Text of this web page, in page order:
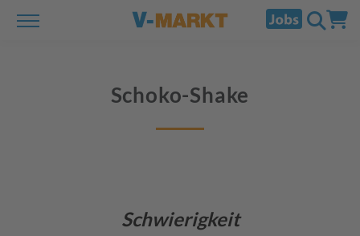
Schoko-Shake
Schwierigkeit